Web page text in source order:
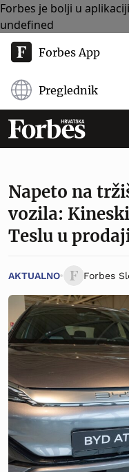
Forbes je bolji u aplikaciji
undefined
Forbes App
Preglednik
Napeto na
vozila:
Teslu u
AKTUALNO Forbes